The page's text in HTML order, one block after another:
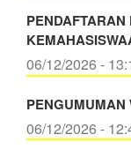
06/12/2026 -
PENGUMUMAN
06/12/2026 -